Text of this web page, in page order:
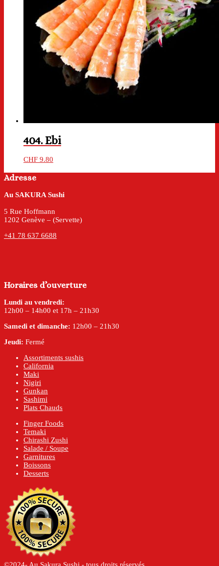
404. Ebi
CHF 9.80
Adresse
Au SAKURA Sushi
5 Rue Hoffmann
1202 Genève – (Servette)
+41 78 637 6688
Horaires d’ouverture
Lundi au vendredi:
12h00 – 14h00 et 17h – 21h30
Samedi et dimanche: 12h00 – 21h30
Jeudi: Fermé
Assortiments sushis
California
Maki
Nigiri
Gunkan
Sashimi
Plats Chauds
Finger Foods
Temaki
Chirashi Zushi
Salade / Soupe
Garnitures
Boissons
Desserts